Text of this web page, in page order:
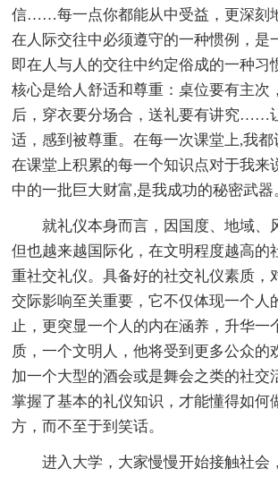
信……每一点你都能从中受益，更深刻
在人际交往中必须遵守的一种惯例，是
即在人与人的交往中约定俗成的一种习
核心是给人舒适和尊重：桌位要有主次
后，穿衣要分场合，送礼要有讲究……
适，感到被尊重。在每一次课堂上,我
在课堂上积累的每一个知识点对于我来
中的一批巨大财富,是我成功的秘密武器
就礼仪本身而言，因国度、地域、
但也越来越国际化，在文明程度越高的
重社交礼仪。具备好的社交礼仪素质，
交际影响至关重要，它不仅体现一个人
止，更突显一个人的内在涵养，升华一
质，一个文明人，他将受到更多公众的
加一个大型的酒会或是舞会之类的社交
掌握了基本的礼仪知识，才能懂得如何
方，而不至于到笑话。
进入大学，大家慢慢开始接触社会